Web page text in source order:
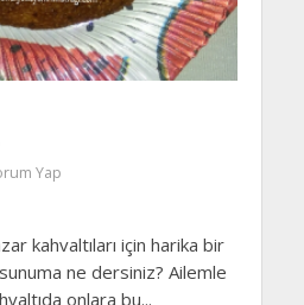
Yap
kahvaltıları için harika bir
ne dersiniz? Ailemle
onlara bu...